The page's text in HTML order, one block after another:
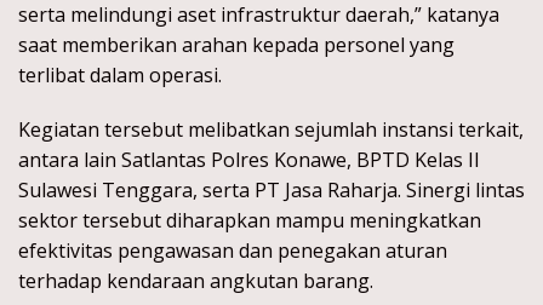
serta melindungi aset infrastruktur daerah,” katanya
saat memberikan arahan kepada personel yang
terlibat dalam operasi.
Kegiatan tersebut melibatkan sejumlah instansi terkait,
antara lain Satlantas Polres Konawe, BPTD Kelas II
Sulawesi Tenggara, serta PT Jasa Raharja. Sinergi lintas
sektor tersebut diharapkan mampu meningkatkan
efektivitas pengawasan dan penegakan aturan
terhadap kendaraan angkutan barang.